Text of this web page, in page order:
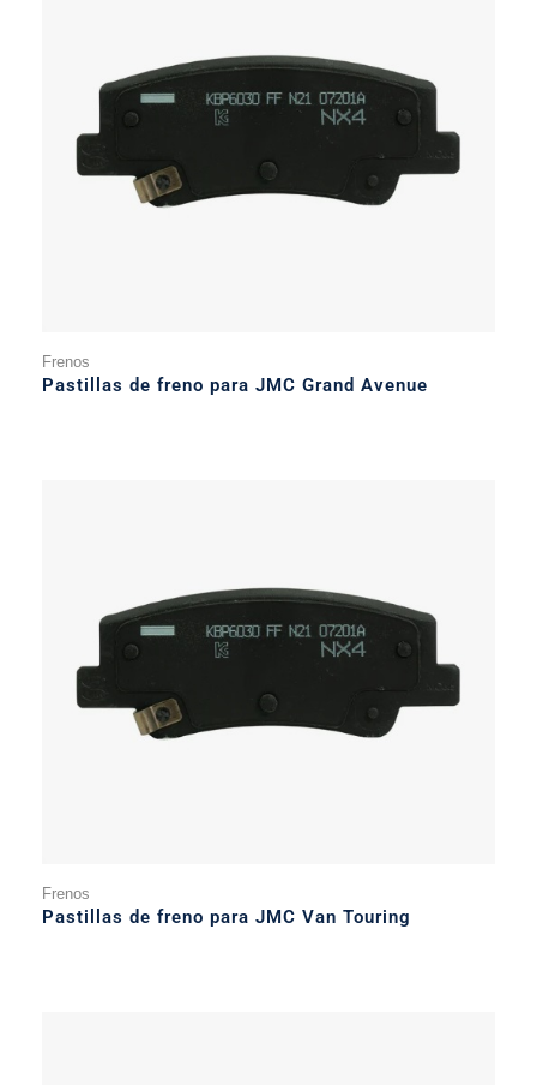
Frenos
Pastillas de freno para JMC Grand Avenue
Frenos
Pastillas de freno para JMC Van Touring